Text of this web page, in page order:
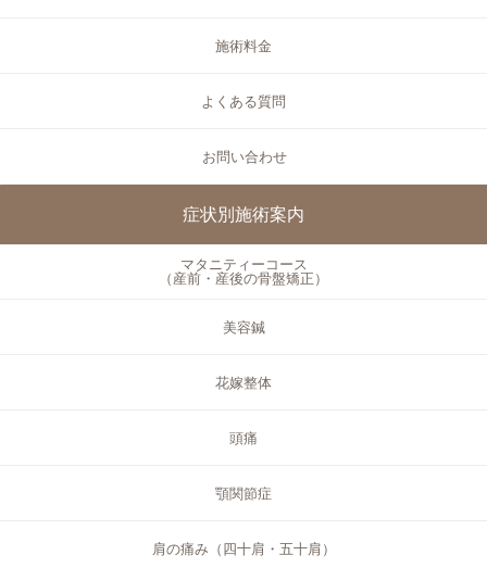
施術料金
よくある質問
お問い合わせ
症状別施術案内
マタニティーコース
（産前・産後の骨盤矯正）
美容鍼
花嫁整体
頭痛
顎関節症
肩の痛み（四十肩・五十肩）